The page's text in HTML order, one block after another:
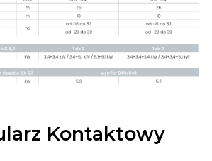
Kontaktowy